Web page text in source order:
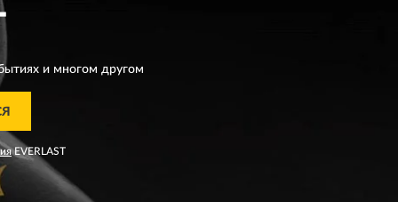
и многом другом
EVERLAST